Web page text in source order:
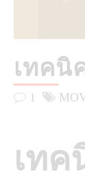
เทคนิ
1
เทค